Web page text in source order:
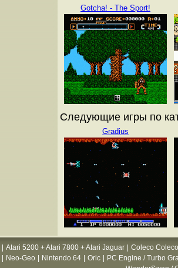
Gotcha! - The Sport!
Следующие игры по
Gradius
Atari 5200 + Atari 7800 + Atari Jaguar
Coleco
Neo-Geo Nintendo 64 Oric
PC Engine / Turbo